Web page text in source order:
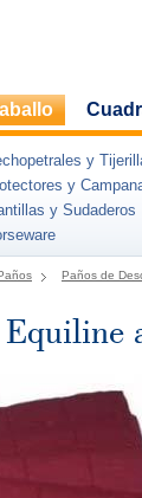
y
y
y Sudaderos
Paños de